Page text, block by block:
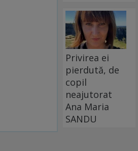
Privirea ei
pierdută, de
copil
neajutorat
Ana Maria
SANDU